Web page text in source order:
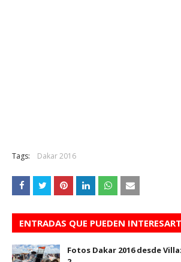
Tags: Dakar 2016
ENTRADAS QUE PUEDEN
Fotos Dakar 2016 desde